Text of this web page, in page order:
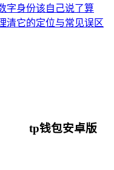
字身份该自己说了算
清它的定位与常见误区
tp钱包安卓版